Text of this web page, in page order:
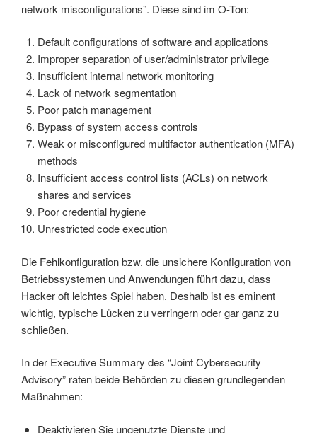
network misconfigurations”. Diese sind im O-Ton:
Default configurations of software and applications
Improper separation of user/administrator privilege
Insufficient internal network monitoring
Lack of network segmentation
Poor patch management
Bypass of system access controls
Weak or misconfigured multifactor authentication (MFA)
methods
Insufficient access control lists (ACLs) on network
shares and services
Poor credential hygiene
Unrestricted code execution
Die Fehlkonfiguration bzw. die unsichere Konfiguration von
Betriebssystemen und Anwendungen führt dazu, dass
Hacker oft leichtes Spiel haben. Deshalb ist es eminent
wichtig, typische Lücken zu verringern oder gar ganz zu
schließen.
In der Executive Summary des “Joint Cybersecurity
Advisory” raten beide Behörden zu diesen grundlegenden
Maßnahmen:
Deaktivieren Sie ungenutzte Dienste und